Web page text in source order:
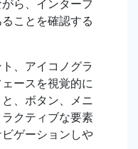
ら、インターフ
ことを確認する
、アイコノグラ
ースを視覚的に
、ボタン、メニ
クティブな要素
ゲーションしや